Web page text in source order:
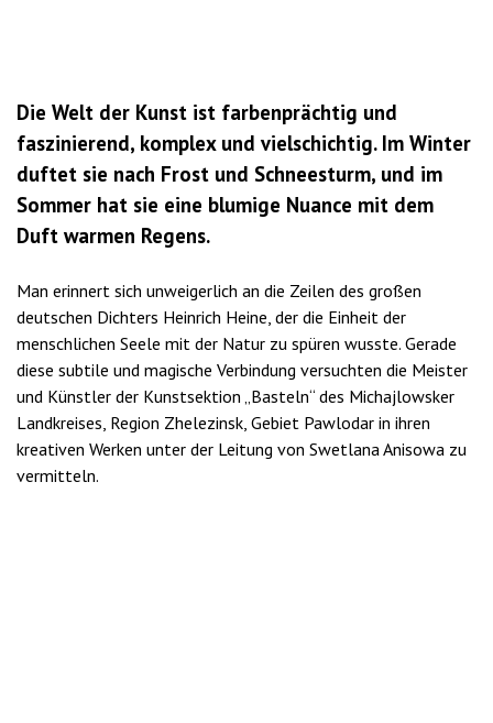
Die Welt der Kunst ist farbenprächtig und
faszinierend, komplex und vielschichtig. Im Winter
duftet sie nach Frost und Schneesturm, und im
Sommer hat sie eine blumige Nuance mit dem
Duft warmen Regens.
Man erinnert sich unweigerlich an die Zeilen des großen
deutschen Dichters Heinrich Heine, der die Einheit der
menschlichen Seele mit der Natur zu spüren wusste. Gerade
diese subtile und magische Verbindung versuchten die Meister
und Künstler der Kunstsektion „Basteln“ des Michajlowsker
Landkreises, Region Zhelezinsk, Gebiet Pawlodar in ihren
kreativen Werken unter der Leitung von Swetlana Anisowa zu
vermitteln.